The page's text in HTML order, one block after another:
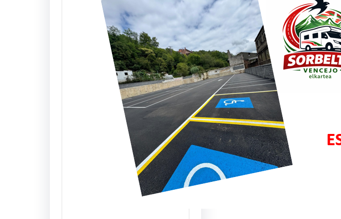
Elgoibar y
Abaltzisketa:
nuevos puntos de
servicios para ACs
Durante este mes de
Julio, estrenamos dos
nuevas ubicaciones…